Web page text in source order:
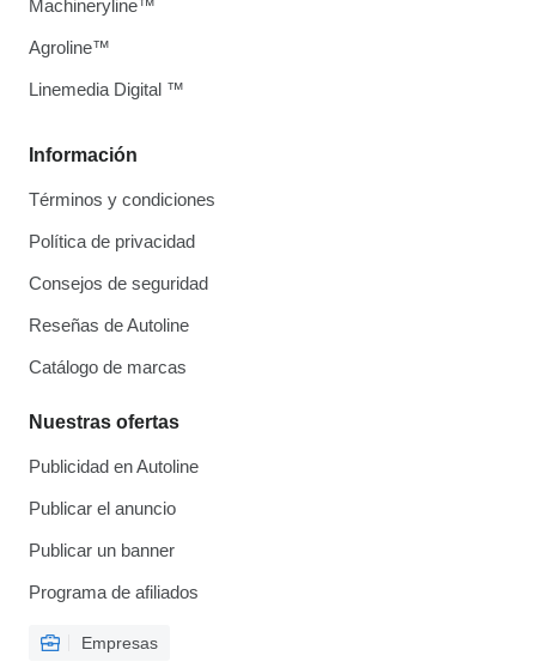
Información
Términos y condiciones
Política de privacidad
Consejos de seguridad
Reseñas de Autoline
Catálogo de marcas
Nuestras ofertas
Publicidad en Autoline
Publicar el anuncio
Publicar un banner
Programa de afiliados
Empresas
Machineryline™
Agroline™
Linemedia Digital ™